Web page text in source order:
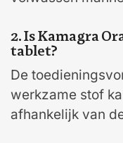
2. Is Kamagra
tablet?
De
werkzame stof
afhankelijk van